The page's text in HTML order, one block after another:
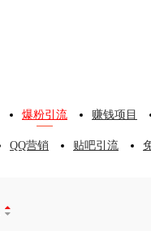
爆粉引流 赚钱项目
QQ营销 贴吧引流

